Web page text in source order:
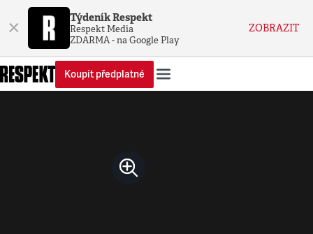
× Týdeník Respekt
Respekt Media
ZDARMA - na Google Play
ZOBRAZIT
Koupit předplatné